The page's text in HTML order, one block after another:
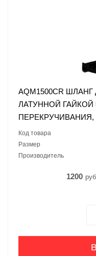
AQM1500CR
ЛАТУННОЙ
Код товара
Размер
Производитель
1200